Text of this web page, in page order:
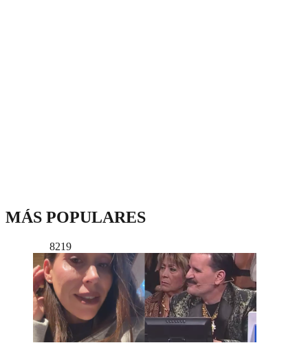
MÁS POPULARES
8219